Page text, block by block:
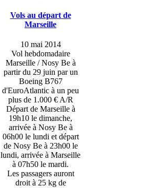
Vols au départ de
Marseille
10 mai 2014
Vol hebdomadaire
Marseille / Nosy Be à
partir du 29 juin par un
Boeing B767
d'EuroAtlantic à un peu
plus de 1.000 € A/R
Départ de Marseille à
19h10 le dimanche,
arrivée à Nosy Be à
06h00 le lundi et départ
de Nosy Be à 23h00 le
lundi, arrivée à Marseille
à 07h50 le mardi.
Les passagers auront
droit à 25 kg de